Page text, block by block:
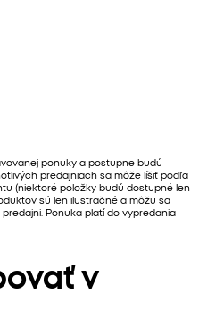
ponuky a postupne budú
predajniach sa môže líšiť podľa
(niektoré položky budú dostupné len
sú len ilustračné a môžu sa
Ponuka platí do vypredania
v